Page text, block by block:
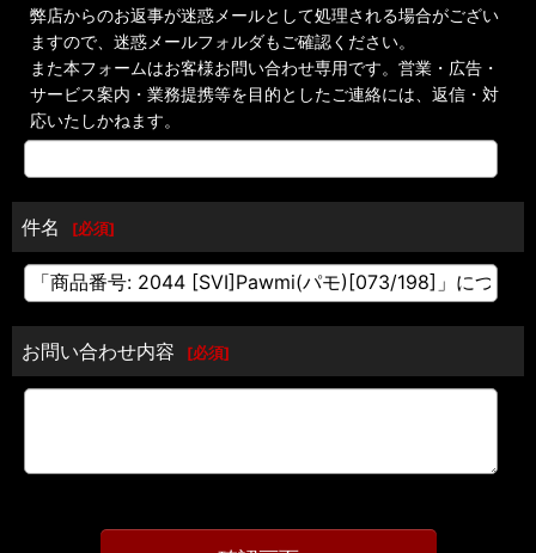
弊店からのお返事が迷惑メールとして処理される場合がござい
ますので、迷惑メールフォルダもご確認ください。
また本フォームはお客様お問い合わせ専用です。営業・広告・
サービス案内・業務提携等を目的としたご連絡には、返信・対
応いたしかねます。
件名 [必須]
お問い合わせ内容 [必須]